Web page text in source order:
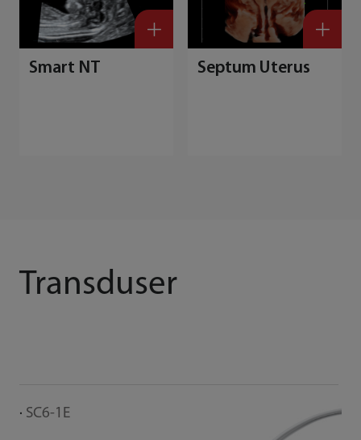
Smart NT Septum Uterus
Transduser
SC6-1E